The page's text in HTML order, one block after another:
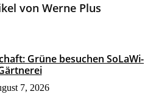
von Werne Plus
Grüne besuchen SoLaWi-
7, 2026